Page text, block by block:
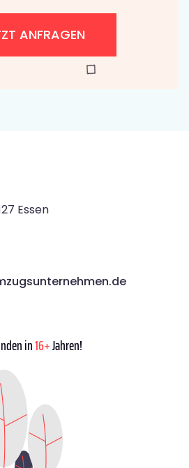
ANFRAGEN
Essen
in16+Jahren!